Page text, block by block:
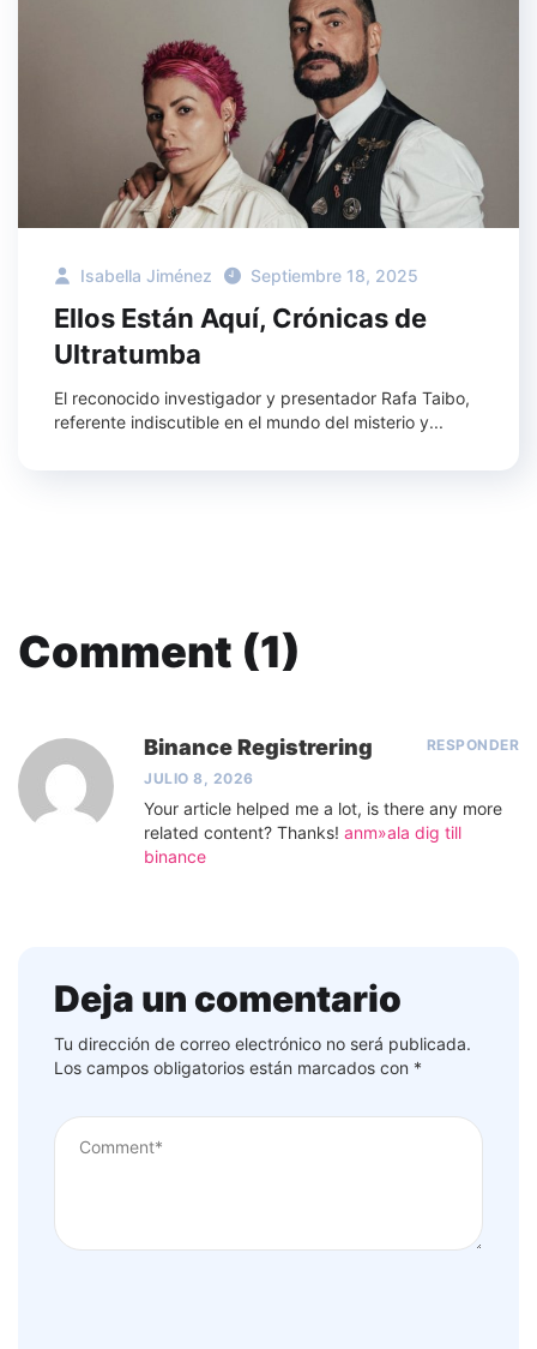
Isabella Jiménez Septiembre 18, 2025
Ellos Están Aquí, Crónicas de
Ultratumba
El reconocido investigador y presentador Rafa Taibo,
referente indiscutible en el mundo del misterio y...
Comment (1)
Binance Registrering
JULIO 8, 2026
RESPONDER
Your article helped me a lot, is there any more
related content? Thanks! anm»ala dig till
binance
Deja un comentario
Tu dirección de correo electrónico no será publicada.
Los campos obligatorios están marcados con *